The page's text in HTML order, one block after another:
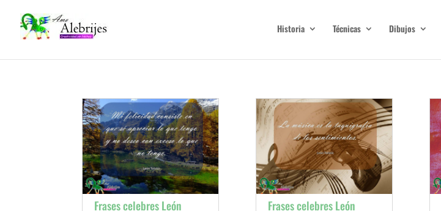
Historia Técnicas Dibujos
Frases celebres León Frases celebres León